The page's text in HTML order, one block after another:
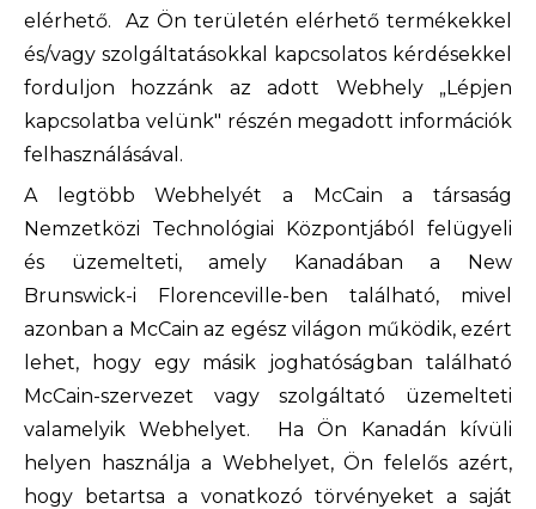
elérhető. Az Ön területén elérhető termékekkel
és/vagy szolgáltatásokkal kapcsolatos kérdésekkel
forduljon hozzánk az adott Webhely „Lépjen
kapcsolatba velünk" részén megadott információk
felhasználásával.
A legtöbb Webhelyét a McCain a társaság
Nemzetközi Technológiai Központjából felügyeli
és üzemelteti, amely Kanadában a New
Brunswick-i Florenceville-ben található, mivel
azonban a McCain az egész világon működik, ezért
lehet, hogy egy másik joghatóságban található
McCain-szervezet vagy szolgáltató üzemelteti
valamelyik Webhelyet. Ha Ön Kanadán kívüli
helyen használja a Webhelyet, Ön felelős azért,
hogy betartsa a vonatkozó törvényeket a saját